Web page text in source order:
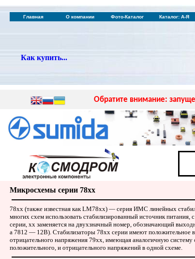
Главная О компании Фото-Каталог Каталог: А-Я
Как купить...
Обратите внимание:
Микросхемы серии 78xx
78xx (также известная как LM78xx) — серия ИМС линейных
многих схем использовать стабилизированный источник
серии, xx заменяется на двухзначный номер, обозначающий
а 7812 — 12В). Стабилизаторы 78xx серии имеют положительное
отрицательного напряжения 79xx, имеющая аналогичную
положительного, и отрицательного напряжений в одной схеме.